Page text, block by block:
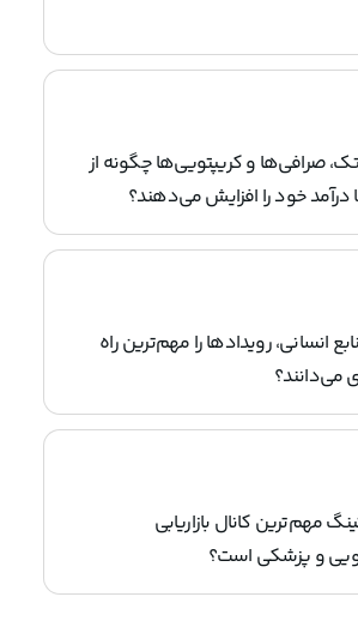
صرافی‌ها و کریپتویی‌ها چگونه از
درآمد خود را افزایش می‌دهند؟
انسانی، رویدادها را مهم‌ترین راه
می‌دانند؟
مهم‌ترین کانال بازاریابی
و پزشکی است؟